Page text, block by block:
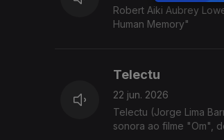
Robert Aiki Aubrey
Human Memory"
Telectu
22 jun. 2026
Telectu (Jorge Lima
sonora ao filme "Om",